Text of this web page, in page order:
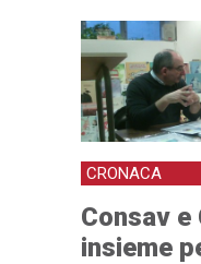
CRONACA
Consav
insieme